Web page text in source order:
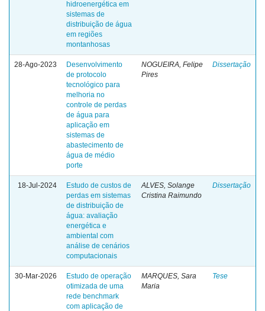
hidroenergética em
sistemas de
distribuição de água
em regiões
montanhosas
28-Ago-2023
Desenvolvimento
de protocolo
tecnológico para
melhoria no
controle de perdas
de água para
aplicação em
sistemas de
abastecimento de
água de médio
porte
NOGUEIRA, Felipe
Pires
Dissertação
18-Jul-2024
Estudo de custos de
perdas em sistemas
de distribuição de
água: avaliação
energética e
ambiental com
análise de cenários
computacionais
ALVES, Solange
Cristina Raimundo
Dissertação
30-Mar-2026
Estudo de operação
otimizada de uma
rede benchmark
com aplicação de
MARQUES, Sara
Maria
Tese